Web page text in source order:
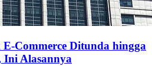
Commerce Ditunda hingga
Ini Alasannya